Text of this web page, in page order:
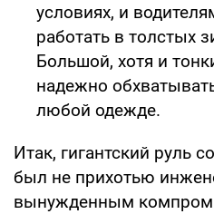
условиях, и
работать в толстых
Большой, хотя и
надежно
любой одежде.
Итак, гигантский руль
был не прихотью
вынужденным